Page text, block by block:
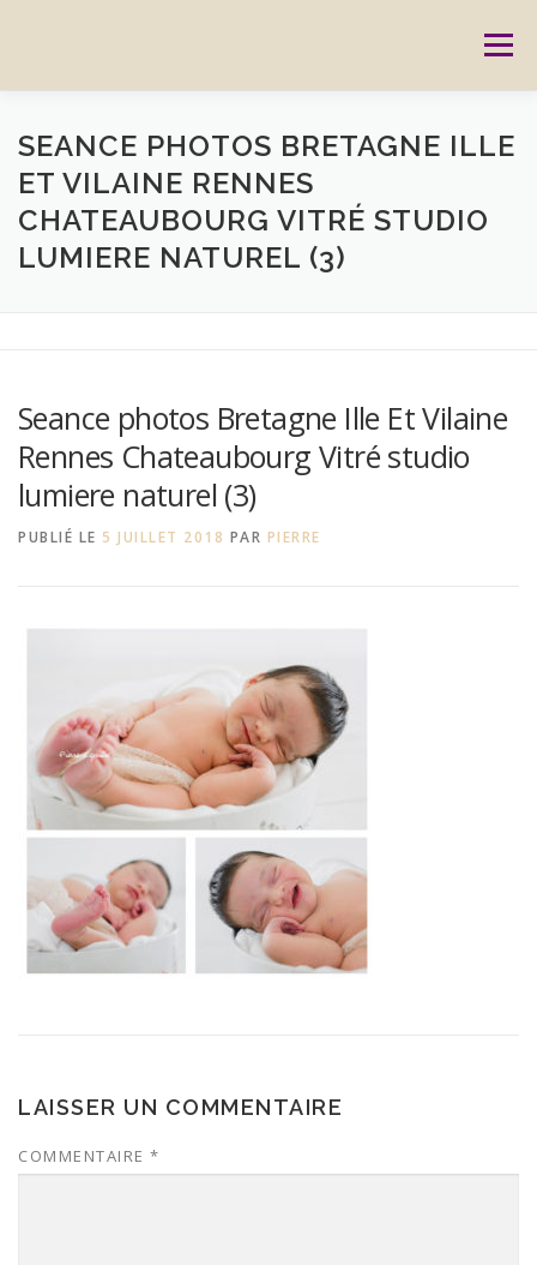
Menu
ACCUEIL PRESTATIONS CARTES CADEAUX
RÉSERVATION GALERIE BLOG CONTACT
SEANCE PHOTOS BRETAGNE ILLE
ET VILAINE RENNES
CHATEAUBOURG VITRÉ STUDIO
LUMIERE NATUREL (3)
Seance photos Bretagne Ille Et Vilaine
Rennes Chateaubourg Vitré studio
lumiere naturel (3)
PUBLIÉ LE 5 JUILLET 2018 PAR PIERRE
LAISSER UN COMMENTAIRE
COMMENTAIRE *